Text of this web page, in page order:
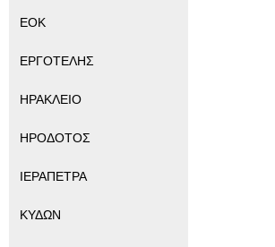
ΕΟΚ
ΕΡΓΟΤΕΛΗΣ
ΗΡΑΚΛΕΙΟ
ΗΡΟΔΟΤΟΣ
ΙΕΡΑΠΕΤΡΑ
ΚΥΔΩΝ